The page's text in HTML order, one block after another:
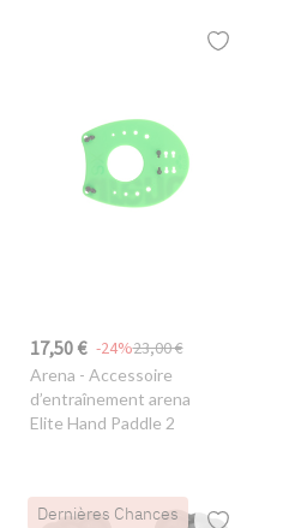
17,50 € 23,00 €
-24%
Arena - Accessoire
d’entraînement arena
Elite Hand Paddle 2
Dernières Chances